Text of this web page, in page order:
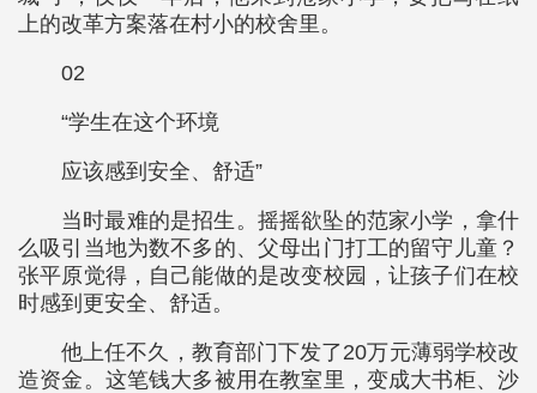
上的改革方案落在村小的校舍里。
02
“学生在这个环境
应该感到安全、舒适”
当时最难的是招生。摇摇欲坠的范家小学，拿什
么吸引当地为数不多的、父母出门打工的留守儿童？
张平原觉得，自己能做的是改变校园，让孩子们在校
时感到更安全、舒适。
他上任不久，教育部门下发了20万元薄弱学校改
造资金。这笔钱大多被用在教室里，变成大书柜、沙